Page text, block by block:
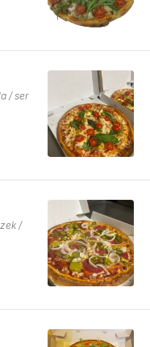
/ ser
/